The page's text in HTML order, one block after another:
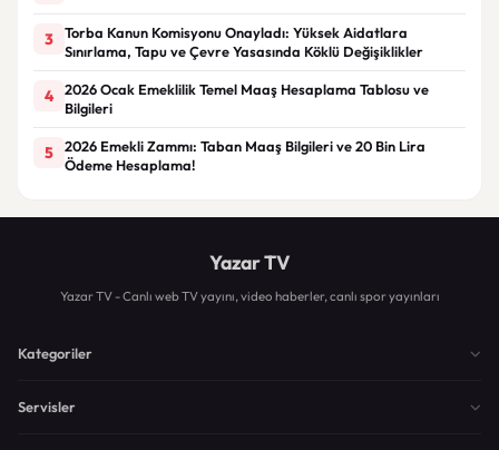
3
Torba Kanun Komisyonu Onayladı: Yüksek Aidatlara
Sınırlama, Tapu ve Çevre Yasasında Köklü Değişiklikler
4
2026 Ocak Emeklilik Temel Maaş Hesaplama Tablosu ve
Bilgileri
5
2026 Emekli Zammı: Taban Maaş Bilgileri ve 20 Bin Lira
Ödeme Hesaplama!
Yazar TV
Yazar TV - Canlı web TV yayını, video haberler, canlı spor yayınları
Kategoriler
Servisler